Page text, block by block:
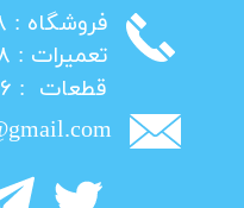
​فروشگاه : ۰۲۶۳۲۲۲۲۲۹۸
​تعمیرات : ۰۲۶۳۲۲۰۲۲۹۸
​قطعات : ۰۲۱۳۶۳۴۹۹۳۶